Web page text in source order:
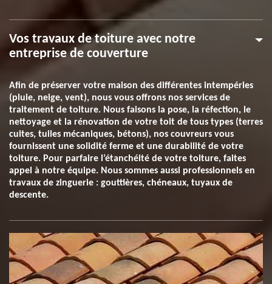
Vos travaux de toiture avec notre
entreprise de couverture
Afin de préserver votre maison des différentes intempéries
(pluie, neige, vent), nous vous offrons nos services de
traitement de toiture. Nous faisons la pose, la réfection, le
nettoyage et la rénovation de votre toit de tous types (terres
cuites, tuiles mécaniques, bétons), nos couvreurs vous
fournissent une solidité ferme et une durabilité de votre
toiture. Pour parfaire l’étanchéité de votre toiture, faites
appel à notre équipe. Nous sommes aussi professionnels en
travaux de zinguerie : gouttières, chéneaux, tuyaux de
descente.